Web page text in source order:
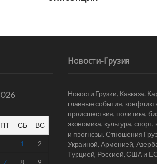
ПТ СБ ВС
1 2
7 8 9
Новости-Грузия
Новости Грузии, Кавказа.
главные события,
происшествия, политика,
экономика, культура,
и прогнозы. Отношения
Украиной, Арменией,
Турцией, Россией, США и